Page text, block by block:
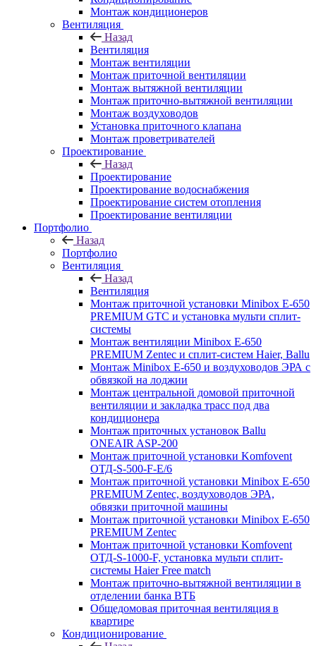
Монтаж кондиционеров
Вентиляция
Назад
Вентиляция
Монтаж вентиляции
Монтаж приточной вентиляции
Монтаж вытяжной вентиляции
Монтаж приточно-вытяжной вентиляции
Монтаж воздуховодов
Установка приточного клапана
Монтаж проветривателей
Проектирование
Назад
Проектирование
Проектирование водоснабжения
Проектирование систем отопления
Проектирование вентиляции
Портфолио
Назад
Портфолио
Вентиляция
Назад
Вентиляция
Монтаж приточной установки Minibox E-650
PREMIUM GTC и установка мульти сплит-
системы
Монтаж вентиляции Minibox E-650
PREMIUM Zentec и сплит-систем Haier, Ballu
Монтаж Minibox E-650 и воздуховодов ЭРА с
обвязкой на лоджии
Монтаж центральной домовой приточной
вентиляции и закладка трасс под два
кондиционера
Монтаж приточных установок Ballu
ONEAIR ASP-200
Монтаж приточной установки Komfovent
ОТД-S-500-F-E/6
Монтаж приточной установки Minibox E-650
PREMIUM Zentec, воздуховодов ЭРА,
обвязки приточной машины
Монтаж приточной установки Minibox E-650
PREMIUM Zentec
Монтаж приточной установки Komfovent
ОТД-S-1000-F, установка мульти сплит-
системы Haier Free match
Монтаж приточно-вытяжной вентиляции в
отделении банка ВТБ
Общедомовая приточная вентиляция в
квартире
Кондиционирование